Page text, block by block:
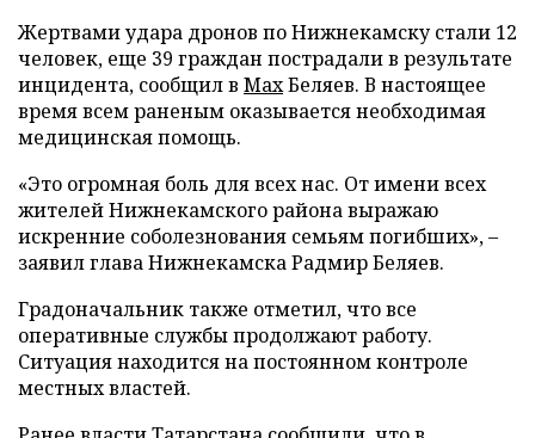
Жертвами удара дронов по Нижнекамску стали 12
человек, еще 39 граждан пострадали в результате
инцидента, сообщил в MaxБеляев. В настоящее
время всем раненым оказывается необходимая
медицинская помощь.
«Это огромная боль для всех нас. От имени всех
жителей Нижнекамского района выражаю
искренние соболезнования семьям погибших», –
заявил глава Нижнекамска Радмир Беляев.
Градоначальник также отметил, что все
оперативные службы продолжают работу.
Ситуация находится на постоянном контроле
местных властей.